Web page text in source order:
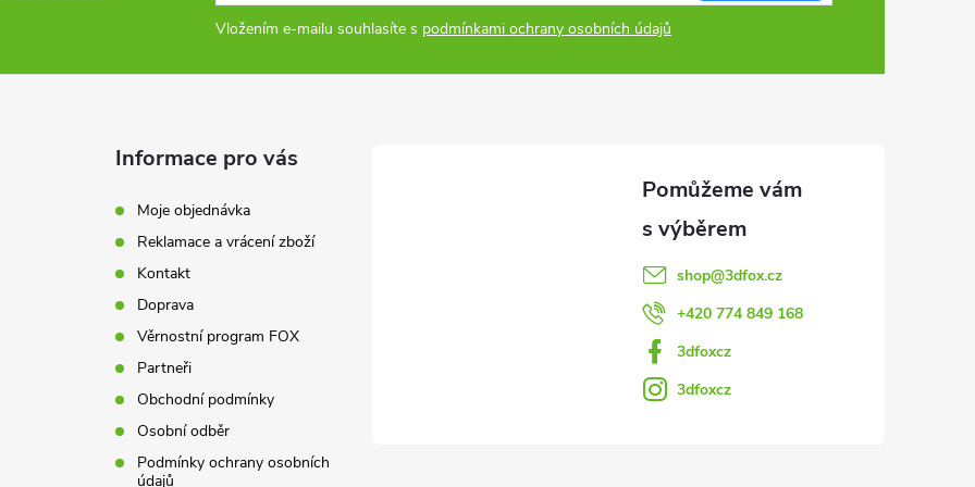
Vložením e-mailu souhlasíte s podmínkami ochrany osobních údajů
Informace pro vás
Moje objednávka
Reklamace a vrácení zboží
Kontakt
Doprava
Věrnostní program FOX
Partneři
Obchodní podmínky
Osobní odběr
Podmínky ochrany osobních
údajů
shop@3dfox.cz
+420 774 849 168
3dfoxcz
3dfoxcz